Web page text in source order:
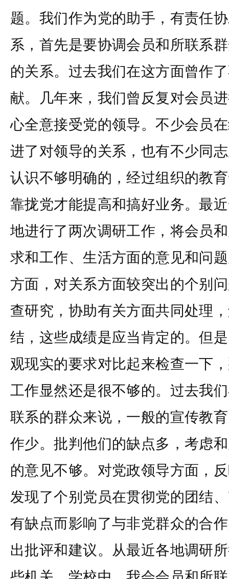
题。我们作为党的助手，有责任
系，首先是要协调会员和所联系
的关系。过去我们在这方面曾作
献。几年来，我们曾反复对会员
心全意接受党的领导。不少会员
进了对领导的关系，也有不少同
认识不够明确的，经过组织的教
靠拢党才能提高和搞好业务。最
地进行了两次调研工作，将会员
求和工作、生活方面的意见和问
方面，对关系方面较突出的个别
查研究，协助有关方面共同处理
结，这些成绩是应当肯定的。但
观现实的要求对比起来检查一下
工作显然还是很不够的。过去我
联系的群众来说，一般的宣传教
作少。批判他们的缺点多，考虑
的意见不够。对党政领导方面，
发现了个别党员在贯彻党的团结
有缺点而影响了与非党群众的合
出批评和建议。从最近各地调研